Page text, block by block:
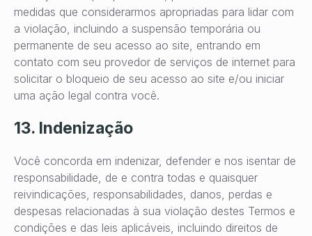
medidas que considerarmos apropriadas para lidar com
a violação, incluindo a suspensão temporária ou
permanente de seu acesso ao site, entrando em
contato com seu provedor de serviços de internet para
solicitar o bloqueio de seu acesso ao site e/ou iniciar
uma ação legal contra você.
13. Indenização
Você concorda em indenizar, defender e nos isentar de
responsabilidade, de e contra todas e quaisquer
reivindicações, responsabilidades, danos, perdas e
despesas relacionadas à sua violação destes Termos e
condições e das leis aplicáveis, incluindo direitos de